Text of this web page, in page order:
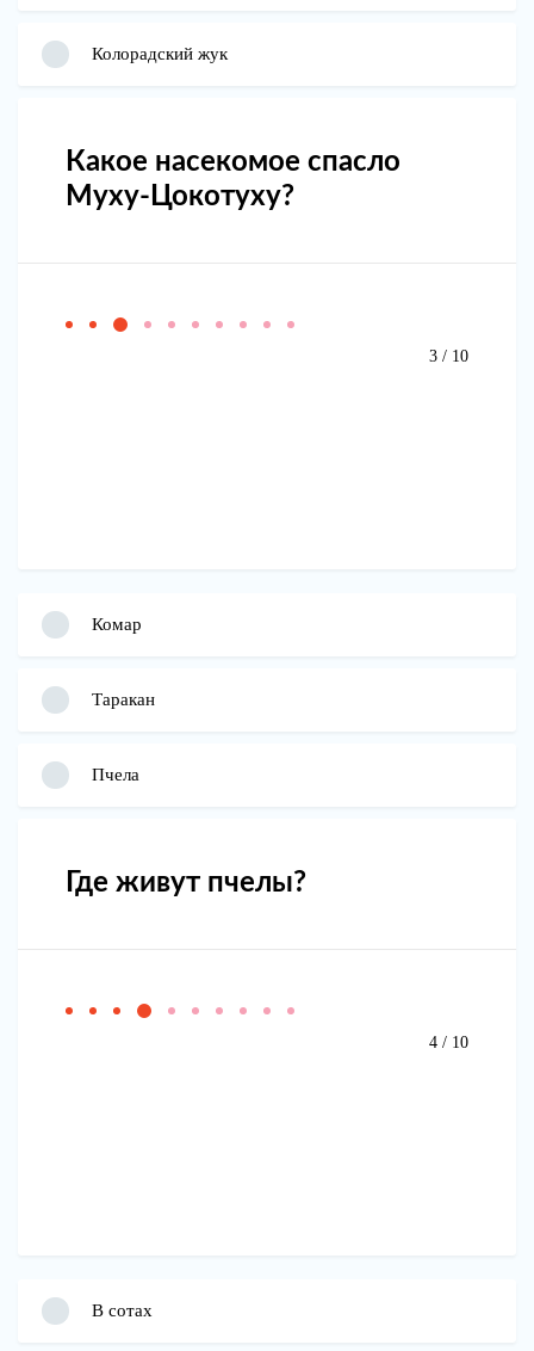
Колорадский жук
Какое насекомое спасло
Муху-Цокотуху?
3 / 10
Комар
Таракан
Пчела
Где живут пчелы?
4 / 10
В сотах